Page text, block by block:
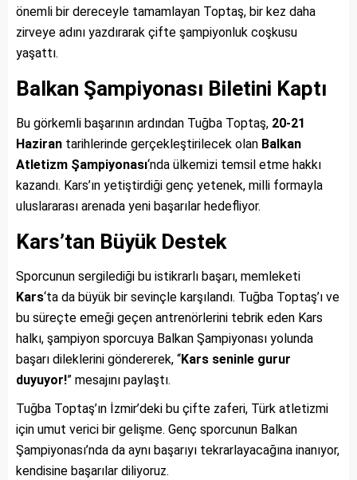
önemli bir dereceyle tamamlayan Toptaş, bir kez daha
zirveye adını yazdırarak çifte şampiyonluk coşkusu
yaşattı.
Balkan Şampiyonası Biletini Kaptı
Bu görkemli başarının ardından Tuğba Toptaş, 20-21
Haziran tarihlerinde gerçekleştirilecek olan Balkan
Atletizm Şampiyonası‘nda ülkemizi temsil etme hakkı
kazandı. Kars’ın yetiştirdiği genç yetenek, milli formayla
uluslararası arenada yeni başarılar hedefliyor.
Kars’tan Büyük Destek
Sporcunun sergilediği bu istikrarlı başarı, memleketi
Kars‘ta da büyük bir sevinçle karşılandı. Tuğba Toptaş’ı ve
bu süreçte emeği geçen antrenörlerini tebrik eden Kars
halkı, şampiyon sporcuya Balkan Şampiyonası yolunda
başarı dileklerini göndererek, “Kars seninle gurur
duyuyor!” mesajını paylaştı.
Tuğba Toptaş’ın İzmir’deki bu çifte zaferi, Türk atletizmi
için umut verici bir gelişme. Genç sporcunun Balkan
Şampiyonası’nda da aynı başarıyı tekrarlayacağına inanıyor,
kendisine başarılar diliyoruz.